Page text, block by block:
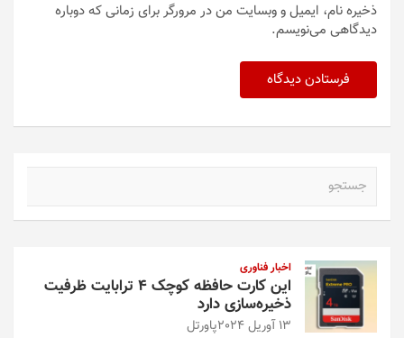
ذخیره نام، ایمیل و وبسایت من در مرورگر برای زمانی که دوباره
دیدگاهی می‌نویسم.
اخبار فناوری
این کارت حافظه کوچک ۴ ترابایت ظرفیت
ذخیره‌سازی دارد
13 آوریل 2024 پاورتل